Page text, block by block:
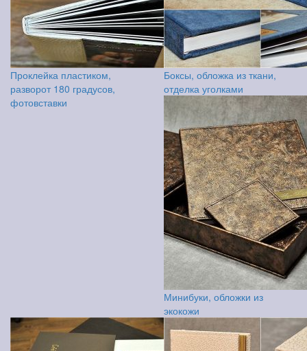
Проклейка пластиком,
разворот 180 градусов,
фотовставки
Боксы, обложка из ткани,
отделка уголками
Минибуки, обложки из
экокожи